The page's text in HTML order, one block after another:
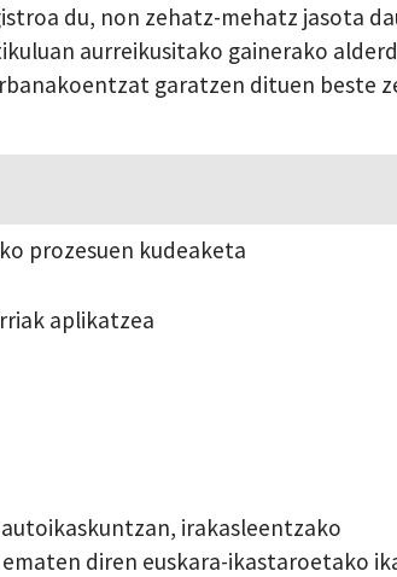
du, non zehatz-mehatz jasota
aurreikusitako gainerako
garatzen dituen beste
prozesuen kudeaketa
aplikatzea
irakasleentzako
diren euskara-ikastaroetako